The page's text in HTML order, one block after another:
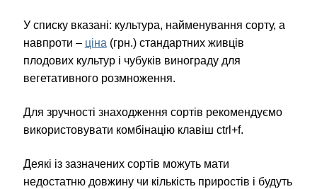
У списку вказані: культура, найменування сорту, а
навпроти – ціна (грн.) стандартних живців
плодових культур і чубуків винограду для
вегетативного розмноження.
Для зручності знаходження сортів рекомендуємо
використовувати комбінацію клавіш ctrl+f.
Деякі із зазначених сортів можуть мати
недостатню довжину чи кількість приростів і будуть